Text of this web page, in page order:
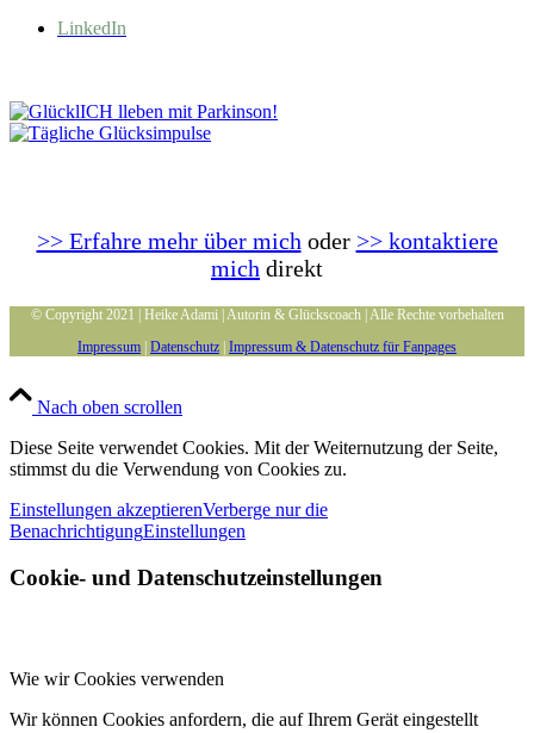
LinkedIn
>> Erfahre mehr über mich oder >> kontaktiere
mich direkt
© Copyright 2021 | Heike Adami | Autorin & Glückscoach | Alle Rechte vorbehalten
Impressum Datenschutz Impressum & Datenschutz für Fanpages
Nach oben scrollen
Diese Seite verwendet Cookies. Mit der Weiternutzung der Seite,
stimmst du die Verwendung von Cookies zu.
Einstellungen akzeptierenVerberge nur die
BenachrichtigungEinstellungen
Cookie- und Datenschutzeinstellungen
Wie wir Cookies verwenden
Wir können Cookies anfordern, die auf Ihrem Gerät eingestellt